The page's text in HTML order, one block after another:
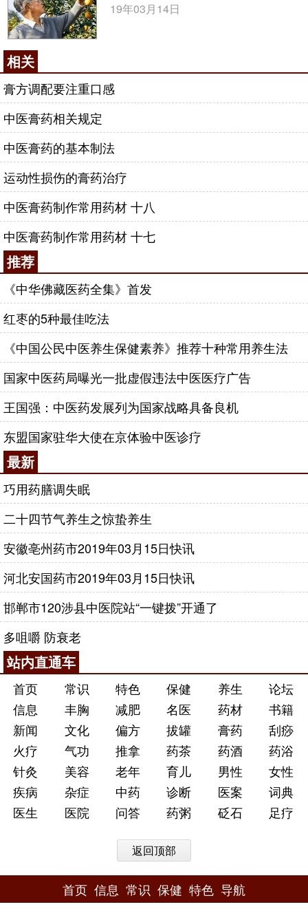
19年03月14日
相关
膏方调配要注重口感
中医膏药相关规定
中医膏药的基本制法
运动性损伤的膏药治疗
中医膏药制作常用药材 十八
中医膏药制作常用药材 十七
推荐
《中华佛藏医药全集》首发
红枣的5种最佳吃法
《中国公民中医养生保健素养》推荐十种常用养生法
国家中医药局曝光一批虚假违法中医医疗广告
王国强：中医药发展列为国家战略具备良机
东盟国家驻华大使在京体验中医诊疗
最新
巧用药膳调失眠
二十四节气养生之惊蛰养生
安徽亳州药市2019年03月15日快讯
河北安国药市2019年03月15日快讯
邯郸市120涉县中医院站“一键拨”开通了
多咀嚼 防衰老
站内直通车
首页 常识 特色 保健 养生
论坛
信息
丰胸 减肥 名医 药材
书籍
新闻
文化 偏方 拔罐 膏药
刮痧
火疗
气功 推拿 药茶 药酒
药浴
针灸
美容 老年 育儿 男性
女性
疾病
杂症 中药 诊断 医案
词典
医生
医院 问答 药粥 砭石 足疗
返回顶部
首页 信息 常识 保健 特色 导航